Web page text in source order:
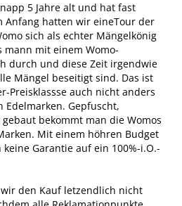
5 Jahre alt und hat fast
Anfang hatten wir eineTour der
sich als echter Mängelkönig
mit einem Womo-
durch und diese Zeit irgendwie
Mängel beseitigt sind. Das ist
Preisklassse auch nicht anders
Gepfuscht,
bekommt man die Womos
Mit einem höhren Budget
Garantie auf ein 100%-i.O.-
den Kauf letzendlich nicht